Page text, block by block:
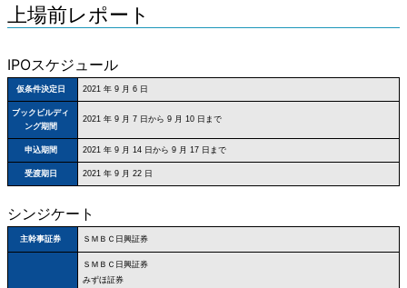
上場前レポート
IPOスケジュール
仮条件決定日 2021 年 9 月 6 日
ブックビルディ
ング期間
2021 年 9 月 7 日から 9 月 10 日まで
申込期間 2021 年 9 月 14 日から 9 月 17 日まで
受渡期日 2021 年 9 月 22 日
シンジケート
主幹事証券 ＳＭＢＣ日興証券
ＳＭＢＣ日興証券
みずほ証券